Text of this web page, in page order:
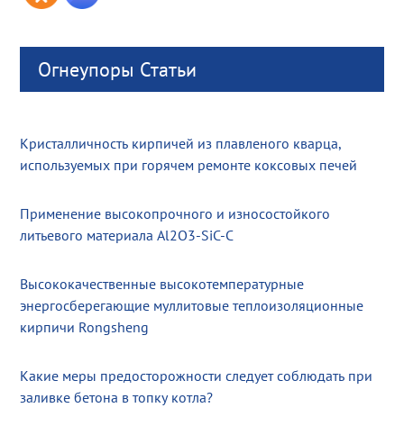
Огнеупоры Статьи
Кристалличность кирпичей из плавленого кварца,
используемых при горячем ремонте коксовых печей
Применение высокопрочного и износостойкого
литьевого материала Al2O3-SiC-C
Высококачественные высокотемпературные
энергосберегающие муллитовые теплоизоляционные
кирпичи Rongsheng
Какие меры предосторожности следует соблюдать при
заливке бетона в топку котла?